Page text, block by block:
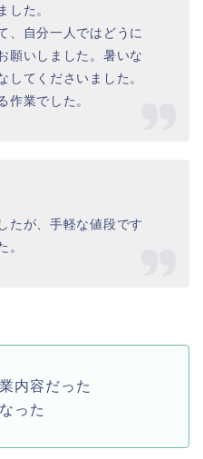
した。
、自分一人ではどうに
願いしました。暑いな
してくださいました。
作業でした。
たが、手軽な値段です
。
内容だった
った